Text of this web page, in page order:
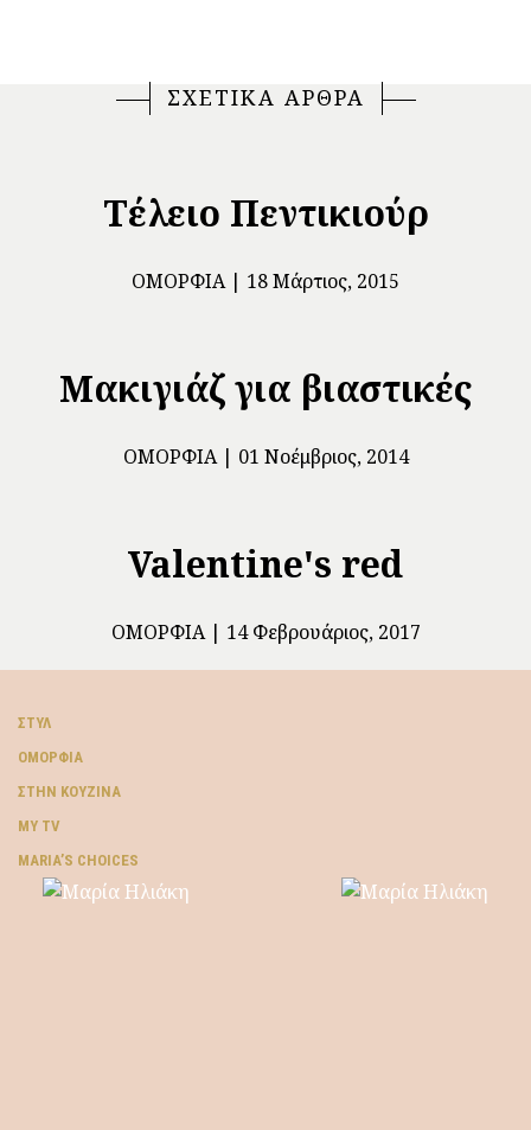
ΣΧΕΤΙΚΑ ΑΡΘΡΑ
Τέλειο Πεντικιούρ
ΟΜΟΡΦΙΆ 18 Μάρτιος, 2015
Μακιγιάζ για βιαστικές
ΟΜΟΡΦΙΆ 01 Νοέμβριος, 2014
Valentine's red
ΟΜΟΡΦΙΆ 14 Φεβρουάριος, 2017
ΣΤΥΛ
ΟΜΟΡΦΙΆ
ΣΤΗΝ ΚΟΥΖΊΝΑ
MY TV
ΜARIA’S CHOICES